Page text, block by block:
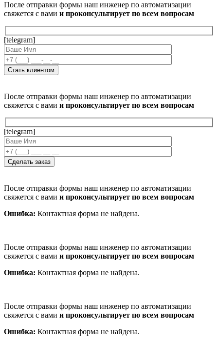
После отправки формы наш инженер по автоматизации
свяжется с вами и проконсультирует по всем вопросам
[telegram]
После отправки формы наш инженер по автоматизации
свяжется с вами и проконсультирует по всем вопросам
[telegram]
После отправки формы наш инженер по автоматизации
свяжется с вами и проконсультирует по всем вопросам
Ошибка: Контактная форма не найдена.
После отправки формы наш инженер по автоматизации
свяжется с вами и проконсультирует по всем вопросам
Ошибка: Контактная форма не найдена.
После отправки формы наш инженер по автоматизации
свяжется с вами и проконсультирует по всем вопросам
Ошибка: Контактная форма не найдена.